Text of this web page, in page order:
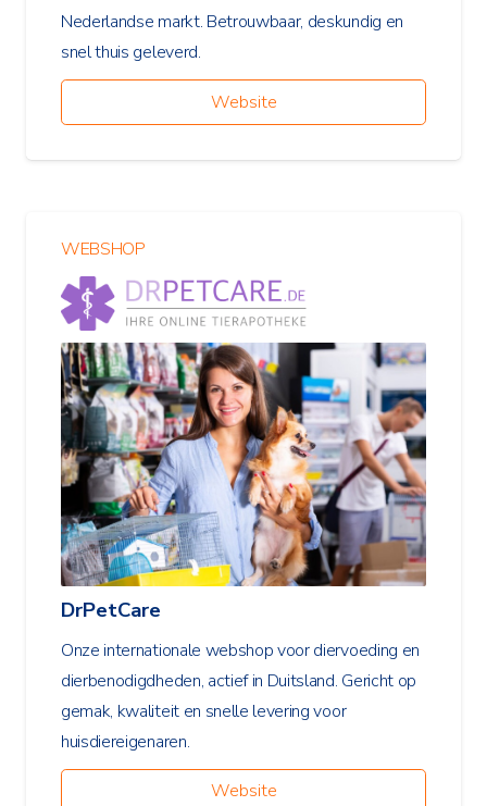
Nederlandse markt. Betrouwbaar, deskundig en
snel thuis geleverd.
Website
WEBSHOP
DrPetCare
Onze internationale webshop voor diervoeding en
dierbenodigdheden, actief in Duitsland. Gericht op
gemak, kwaliteit en snelle levering voor
huisdiereigenaren.
Website